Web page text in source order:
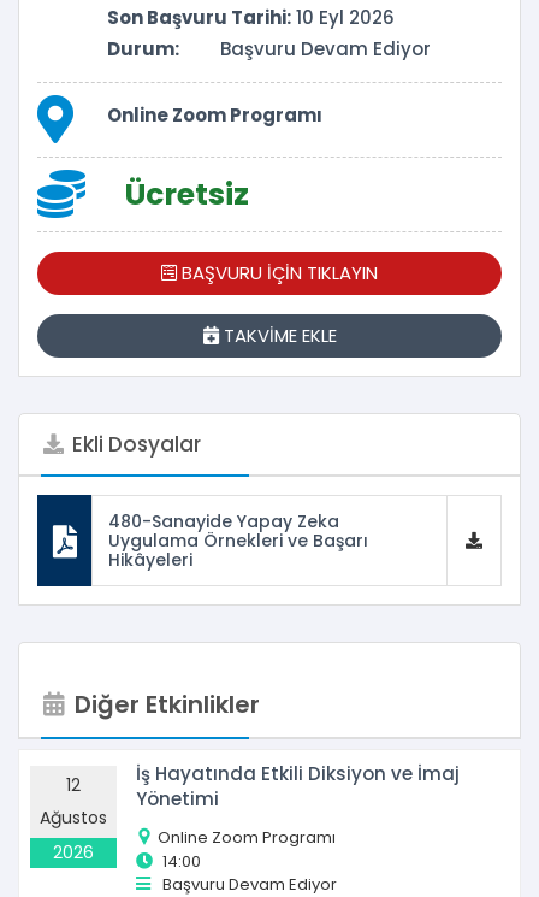
Son Başvuru Tarihi:10 Eyl 2026
Durum:
Başvuru Devam Ediyor
Online Zoom Programı
Ücretsiz
BAŞVURU İÇİN TIKLAYIN
TAKVİME EKLE
Ekli Dosyalar
480-Sanayide Yapay Zeka
Uygulama Örnekleri ve Başarı
Hikâyeleri
Diğer Etkinlikler
12
Ağustos
2026
İş Hayatında Etkili Diksiyon ve İmaj
Yönetimi
Online Zoom Programı
14:00
Başvuru Devam Ediyor